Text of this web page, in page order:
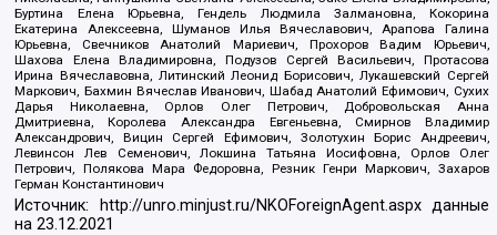
Буртина Елена Юрьевна, Гендель Людмила Залмановна, Кокорина
Екатерина Алексеевна, Шуманов Илья Вячеславович, Арапова Галина
Юрьевна, Свечников Анатолий Мариевич, Прохоров Вадим Юрьевич,
Шахова Елена Владимировна, Подузов Сергей Васильевич, Протасова
Ирина Вячеславовна, Литинский Леонид Борисович, Лукашевский Сергей
Маркович, Бахмин Вячеслав Иванович, Шабад Анатолий Ефимович, Сухих
Дарья Николаевна, Орлов Олег Петрович, Добровольская Анна
Дмитриевна, Королева Александра Евгеньевна, Смирнов Владимир
Александрович, Вицин Сергей Ефимович, Золотухин Борис Андреевич,
Левинсон Лев Семенович, Локшина Татьяна Иосифовна, Орлов Олег
Петрович, Полякова Мара Федоровна, Резник Генри Маркович, Захаров
Герман Константинович
Источник: http://unro.minjust.ru/NKOForeignAgent.aspxданные
на23.12.2021